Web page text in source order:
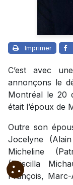
Imprimer
C’est avec
annonçons le
Montréal le 20
était l’époux de
Outre son
Jocelyne
Micheline
(Priscilla
François,